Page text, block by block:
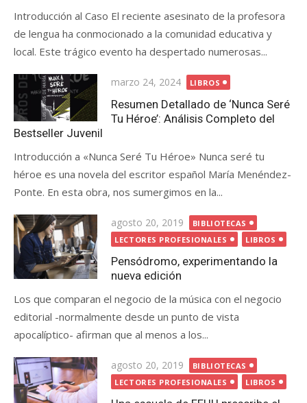
Introducción al Caso El reciente asesinato de la profesora
de lengua ha conmocionado a la comunidad educativa y
local. Este trágico evento ha despertado numerosas...
Posted
on
marzo 24, 2024 LIBROS
Resumen Detallado de ‘Nunca Seré
Tu Héroe’: Análisis Completo del
Bestseller Juvenil
Introducción a «Nunca Seré Tu Héroe» Nunca seré tu
héroe es una novela del escritor español María Menéndez-
Ponte. En esta obra, nos sumergimos en la...
Posted
on
agosto 20, 2019
BIBLIOTECAS
LECTORES PROFESIONALES
LIBROS
Pensódromo, experimentando la
nueva edición
Los que comparan el negocio de la música con el negocio
editorial -normalmente desde un punto de vista
apocalíptico- afirman que al menos a los...
Posted
on
agosto 20, 2019
BIBLIOTECAS
LECTORES PROFESIONALES
LIBROS